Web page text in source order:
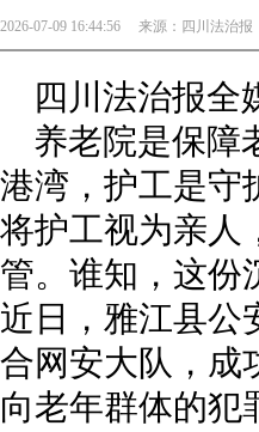
2026-07-09 16:44:56 来源： 四川法治报
四川法治报全
养老院是保障
港湾，护工是守
将护工视为亲人
管。谁知，这份
近日，雅江县公
合网安大队，成
向老年群体的犯